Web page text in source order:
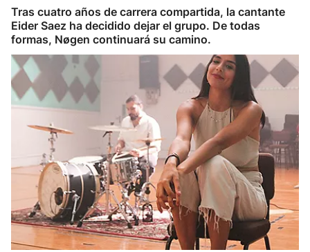
Eguraldia
Tras cuatro años de carrera compartida, la cantante
Eider Saez ha decidido dejar el grupo. De todas
formas, Nøgen continuará su camino.